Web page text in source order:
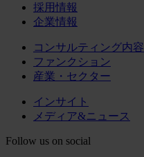
採用情報
企業情報
コンサルティング内容
ファンクション
産業・セクター
インサイト
メディア&ニュース
Follow us on social